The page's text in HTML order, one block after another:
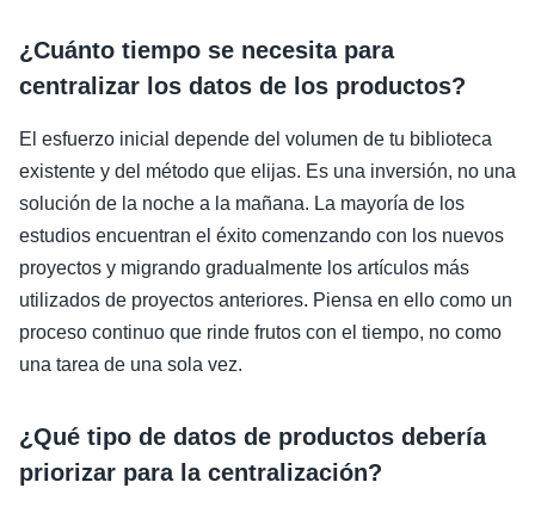
¿Cuánto tiempo se necesita para
centralizar los datos de los productos?
El esfuerzo inicial depende del volumen de tu biblioteca
existente y del método que elijas. Es una inversión, no una
solución de la noche a la mañana. La mayoría de los
estudios encuentran el éxito comenzando con los nuevos
proyectos y migrando gradualmente los artículos más
utilizados de proyectos anteriores. Piensa en ello como un
proceso continuo que rinde frutos con el tiempo, no como
una tarea de una sola vez.
¿Qué tipo de datos de productos debería
priorizar para la centralización?